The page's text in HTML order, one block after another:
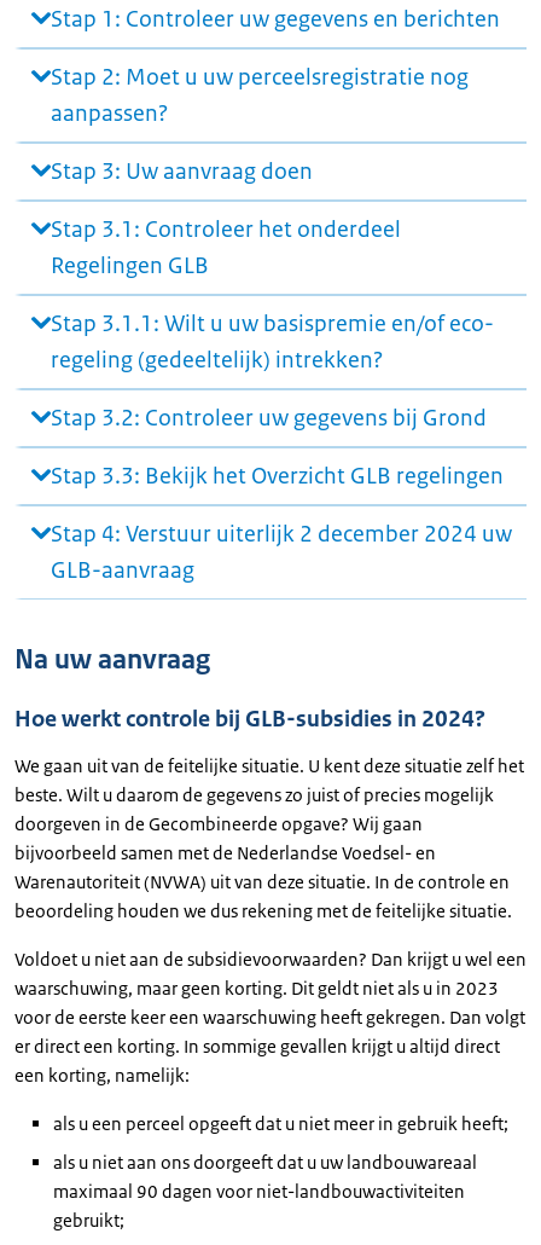
Stap 1: Controleer uw gegevens en berichten
Stap 2: Moet u uw perceelsregistratie nog
aanpassen?
Stap 3: Uw aanvraag doen
Stap 3.1: Controleer het onderdeel
Regelingen GLB
Stap 3.1.1: Wilt u uw basispremie en/of eco-
regeling (gedeeltelijk) intrekken?
Stap 3.2: Controleer uw gegevens bij Grond
Stap 3.3: Bekijk het Overzicht GLB regelingen
Stap 4: Verstuur uiterlijk 2 december 2024 uw
GLB-aanvraag
Na uw aanvraag
Hoe werkt controle bij GLB-subsidies in 2024?
We gaan uit van de feitelijke situatie. U kent deze situatie zelf het
beste. Wilt u daarom de gegevens zo juist of precies mogelijk
doorgeven in de Gecombineerde opgave? Wij gaan
bijvoorbeeld samen met de Nederlandse Voedsel- en
Warenautoriteit (NVWA) uit van deze situatie. In de controle en
beoordeling houden we dus rekening met de feitelijke situatie.
Voldoet u niet aan de subsidievoorwaarden? Dan krijgt u wel een
waarschuwing, maar geen korting. Dit geldt niet als u in 2023
voor de eerste keer een waarschuwing heeft gekregen. Dan volgt
er direct een korting. In sommige gevallen krijgt u altijd direct
een korting, namelijk:
als u een perceel opgeeft dat u niet meer in gebruik heeft;
als u niet aan ons doorgeeft dat u uw landbouwareaal
maximaal 90 dagen voor niet-landbouwactiviteiten
gebruikt;